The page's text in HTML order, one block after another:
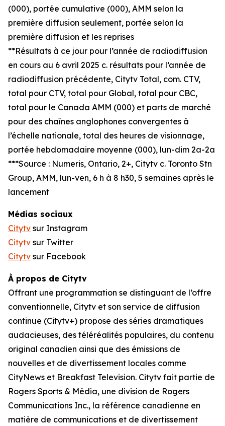
(000), portée cumulative (000), AMM selon la
première diffusion seulement, portée selon la
première diffusion et les reprises
**Résultats à ce jour pour l’année de radiodiffusion
en cours au 6 avril 2025 c. résultats pour l’année de
radiodiffusion précédente, Citytv Total, com. CTV,
total pour CTV, total pour Global, total pour CBC,
total pour le Canada AMM (000) et parts de marché
pour des chaînes anglophones convergentes à
l’échelle nationale, total des heures de visionnage,
portée hebdomadaire moyenne (000), lun-dim 2a-2a
***Source : Numeris, Ontario, 2+, Citytv c. Toronto Stn
Group, AMM, lun-ven, 6 h à 8 h30, 5 semaines après le
lancement
Médias sociaux
Citytv sur Instagram
Citytv sur Twitter
Citytv sur Facebook
À propos de Citytv
Offrant une programmation se distinguant de l’offre
conventionnelle, Citytv et son service de diffusion
continue (Citytv+) propose des séries dramatiques
audacieuses, des téléréalités populaires, du contenu
original canadien ainsi que des émissions de
nouvelles et de divertissement locales comme
CityNews et Breakfast Television. Citytv fait partie de
Rogers Sports & Média, une division de Rogers
Communications Inc., la référence canadienne en
matière de communications et de divertissement